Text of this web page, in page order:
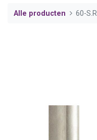
Alle producten 60-